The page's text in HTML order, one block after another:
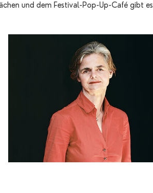
und dem Festival-Pop-Up-Café gibt es